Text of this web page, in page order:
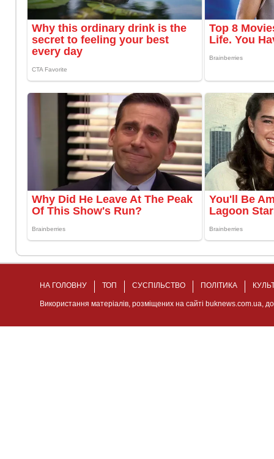
НА ГОЛОВНУ ТОП СУСПІЛЬСТВО ПОЛІТИКА
Використання матеріалів, розміщених на сайті buknews.com.ua,